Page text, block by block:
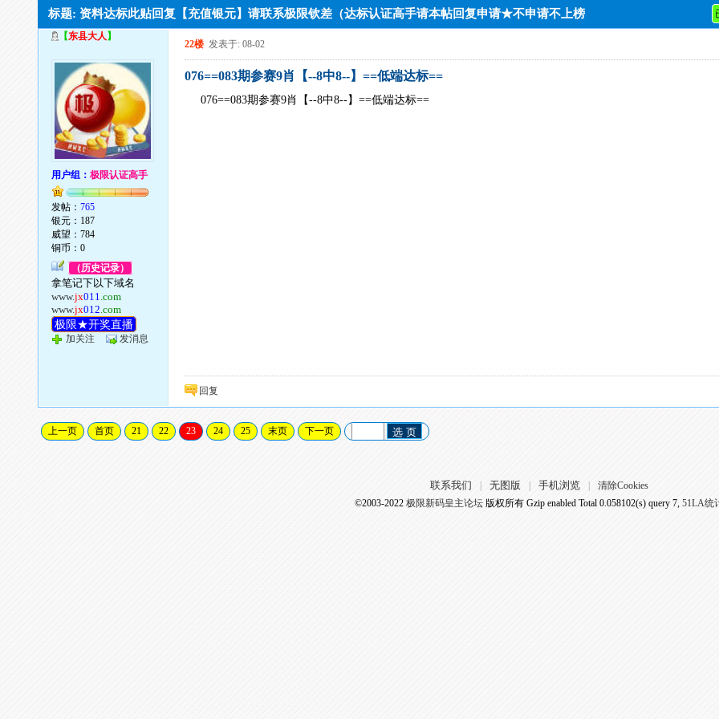
标题: 资料达标此贴回复【充值银元】请联系极限钦差（达标认证高手请本帖回复申请★不申请不上榜
【东县大人 】
用户组：极限认证高手
发帖：765
银元：187
威望：784
铜币：0
（历史记录）
拿笔记下以下域名
www.jx011.com
www.jx012.com
极限★开奖直播
加关注 发消息
22楼 发表于: 08-02
076==083期参赛9肖【--8中8--】==低端达标==
076==083期参赛9肖【--8中8--】==低端达标==
回复
上一页 首页 21 22 23 24 25 末页 下一页 选 页
联系我们 无图版 手机浏览
清除Cookies
©2003-2022 极限新码皇主论坛版权所有 Gzip enabled Total 0.058102(s) query 7, 51LA统